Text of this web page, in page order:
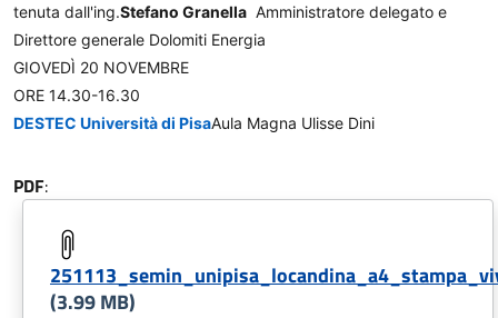
tenuta dall'ing.Stefano Granella Amministratore delegato e
Direttore generale Dolomiti Energia
GIOVEDÌ 20 NOVEMBRE
ORE 14.30-16.30
DESTEC Università di PisaAula Magna Ulisse Dini
PDF:
(3.99 MB)